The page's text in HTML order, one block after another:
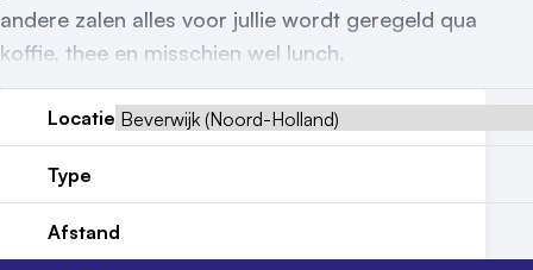
Meld locatie aan
Nieuws
Reviews (5⭐️)
Contact
andere zalen alles voor jullie wordt geregeld qua
koffie, thee en misschien wel lunch.
Locatie
Type
Afstand